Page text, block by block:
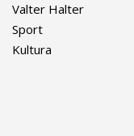
Valter Halter
Sport
Kultura